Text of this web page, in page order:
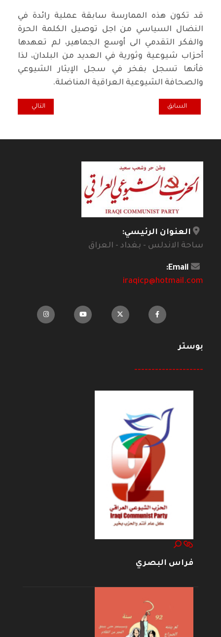
قد تكون هذه الممارسة سابقة عملية رائدة في
النضال السياسي من اجل توصيل الكلمة الحرة
والفكر التقدمي الى أوسع الجماهير، لم تعهدها
أحزاب شيوعية وثورية في العديد من البلدان، لذا
فأنها تسجل بفخر في سجل الإيثار الشيوعي
والصحافة الشيوعية العراقية المناضلة.
المقال السابق: تجربة الحزب البلشفي الروسي في اصدار جريدته
السابق المقال التالي:
التالي
العنوان الرئيسي:
ساحة الاندلس - بغداد - العراق
Email:
iraqicp@hotmail.com
بوستر
--------------------
فراس البصري